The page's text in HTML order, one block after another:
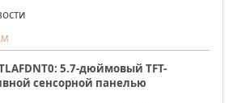
5.7-дюймовый TFT-
сенсорной панелью